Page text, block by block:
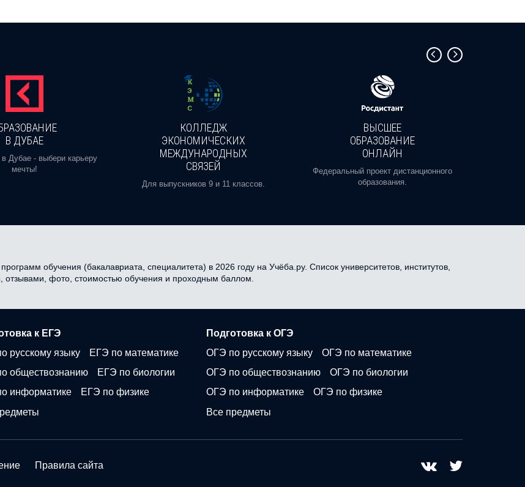
В ДУБАЕ
Дубае - выбери карьеру
мечты!
КОЛЛЕДЖ
ЭКОНОМИЧЕСКИХ
МЕЖДУНАРОДНЫХ
СВЯЗЕЙ
Для выпускников 9 и 11 классов.
ВЫСШЕЕ
ОБРАЗОВАНИЕ
ОНЛАЙН
Федеральный проект дистанционного
образования.
обучения (бакалавриата, специалитета) в 2026 году на Учёба.ру. Список университетов, институтов,
отзывами, фото, стоимостью обучения и проходным баллом.
к ЕГЭ
русскому языку
ЕГЭ по математике
обществознанию
ЕГЭ по биологии
информатике
ЕГЭ по физике
Подготовка к ОГЭ
ОГЭ по русскому языку
ОГЭ по математике
ОГЭ по обществознанию
ОГЭ по биологии
ОГЭ по информатике
ОГЭ по физике
Все предметы
Правила сайта